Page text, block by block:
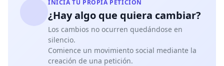
INICIA TU PROPIA PETICIÓN
¿Hay algo que quiera cambiar?
Los cambios no ocurren quedándose en
silencio.
Comience un movimiento social mediante la
creación de una petición.